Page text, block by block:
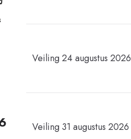
Veiling 24 augustus 2026
Veiling 31 augustus 2026